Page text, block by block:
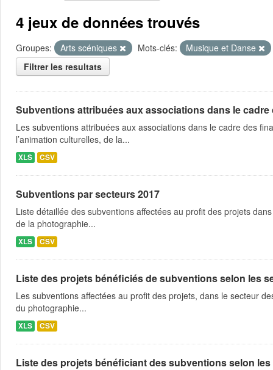
4 jeux de données trouvés
Groupes: Arts scéniques Mots-clés:
Musique et Danse
Filtrer les resultats
Subventions attribuées aux associations dans le
Les subventions attribuées aux associations dans le cadre des
l’animation culturelles, de la...
XLS CSV
Subventions par secteurs 2017
Liste détaillée des subventions affectées au profit des projets
de la photographie...
XLS CSV
Liste des projets bénéficiés de subventions selon les
Les subventions affectées au profit des projets, dans le secteur
du photographie...
XLS CSV
Liste des projets bénéficiant des subventions selon les